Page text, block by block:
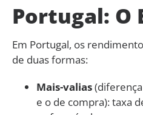
Portugal: O
Em Portugal, os
de duas formas:
Mais-valias
e o de compra): taxa